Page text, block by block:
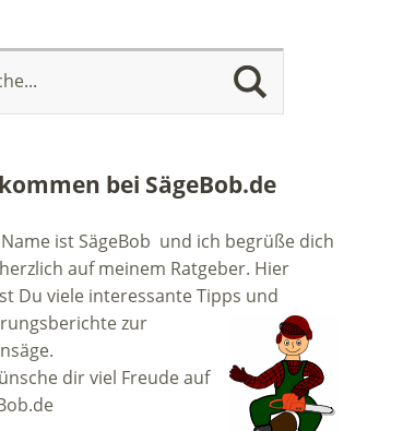
bei SägeBob.de
ist SägeBob und ich begrüße dich
auf meinem Ratgeber. Hier
Du viele interessante Tipps und
zur
dir viel Freude auf